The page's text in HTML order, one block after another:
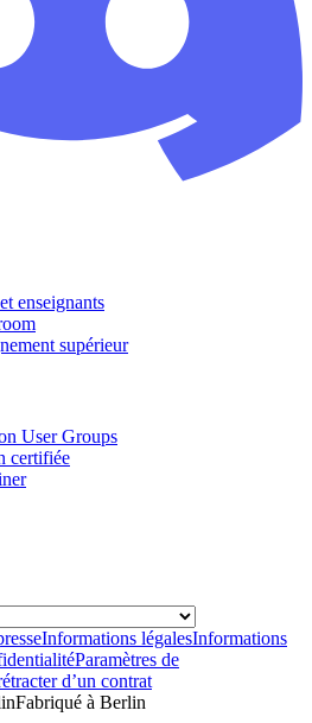
enseignants
supérieur
User Groups
certifiée
Informations légalesInformations
Paramètres de
d’un contrat
Fabriqué à Berlin